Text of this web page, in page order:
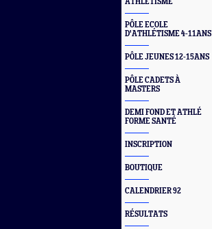
PÔLE ECOLE
D'ATHLÉTISME 4-11ANS
PÔLE JEUNES 12-15ANS
PÔLE CADETS À
MASTERS
DEMI FOND ET ATHLÉ
FORME SANTÉ
INSCRIPTION
BOUTIQUE
CALENDRIER 92
RÉSULTATS